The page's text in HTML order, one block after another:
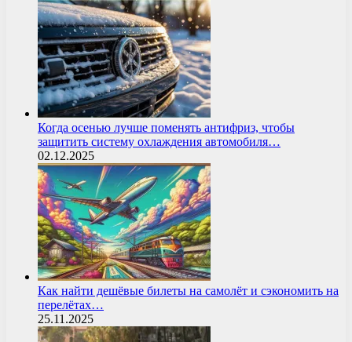
Когда осенью лучше поменять антифриз, чтобы
защитить систему охлаждения автомобиля…
02.12.2025
Как найти дешёвые билеты на самолёт и сэкономить на
перелётах…
25.11.2025